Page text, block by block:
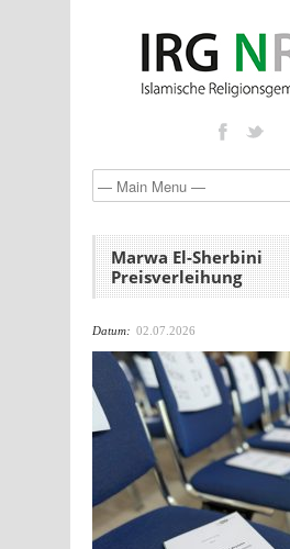
Marwa El-Sherbini
Preisverleihung
Datum: 02.07.2026